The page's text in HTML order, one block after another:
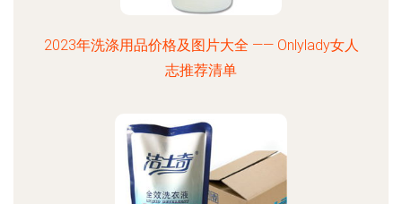
2023年洗涤用品价格及图片大全 —— Onlylady女人
志推荐清单